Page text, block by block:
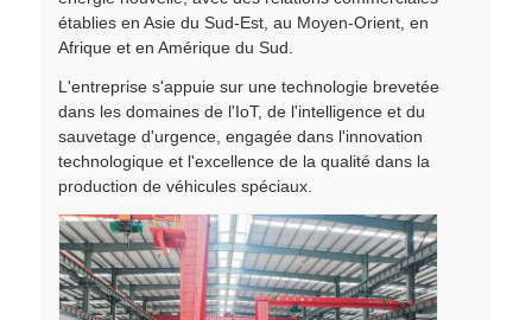
établies en Asie du Sud-Est, au Moyen-Orient, en
Afrique et en Amérique du Sud.
L'entreprise s'appuie sur une technologie brevetée
dans les domaines de l'IoT, de l'intelligence et du
sauvetage d'urgence, engagée dans l'innovation
technologique et l'excellence de la qualité dans la
production de véhicules spéciaux.